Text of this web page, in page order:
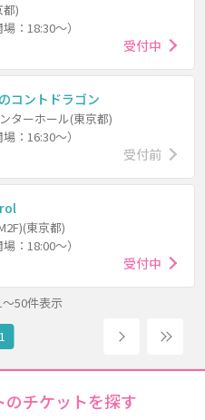
都)
：18:30～）
受付中
コントドラゴン
ターホール(東京都)
：16:30～）
受付前
東京都)
：18:00～）
受付中
50件表示
1
次へ
のチケットを探す